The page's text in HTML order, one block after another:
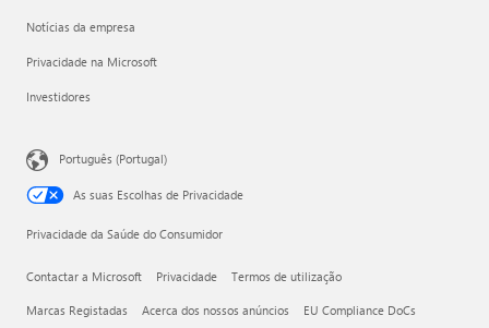
Notícias da empresa
Privacidade na Microsoft
Investidores
Português (Portugal)
As suas Escolhas de Privacidade
Privacidade da Saúde do Consumidor
Contactar a Microsoft Privacidade Termos de utilização
Marcas Registadas Acerca dos nossos anúncios EU Compliance DoCs